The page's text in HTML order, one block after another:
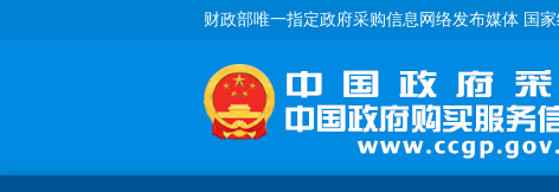
财政部唯一指定政府采购信息网络发布媒体 国